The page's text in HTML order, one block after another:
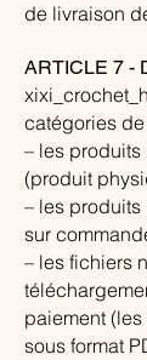
de livraison
ARTICLE 7 -
catégories
– les
(produit
– les
sur
– les fichiers
paiement
sous format